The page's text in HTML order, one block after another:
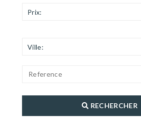
Prix:
Ville:
RECHERCHER